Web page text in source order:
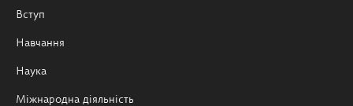
Вступ
Навчання
Наука
Міжнародна діяльність